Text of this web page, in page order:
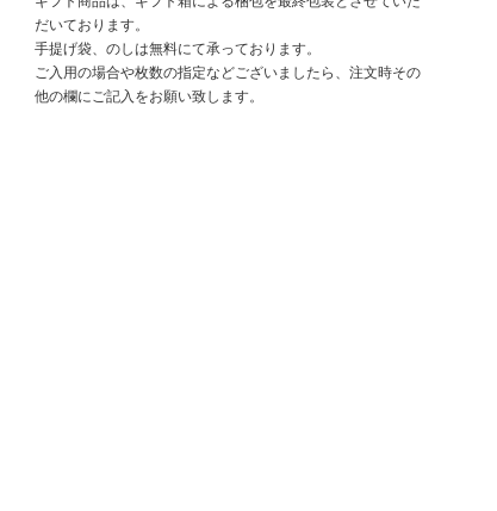
だいております。
手提げ袋、のしは無料にて承っております。
ご入用の場合や枚数の指定などございましたら、注文時その
他の欄にご記入をお願い致します。